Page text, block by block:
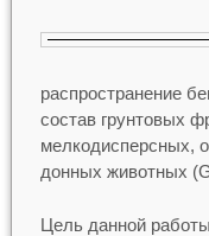
распространение
состав грунтовых
мелкодисперсных,
донных животных
Цель данной